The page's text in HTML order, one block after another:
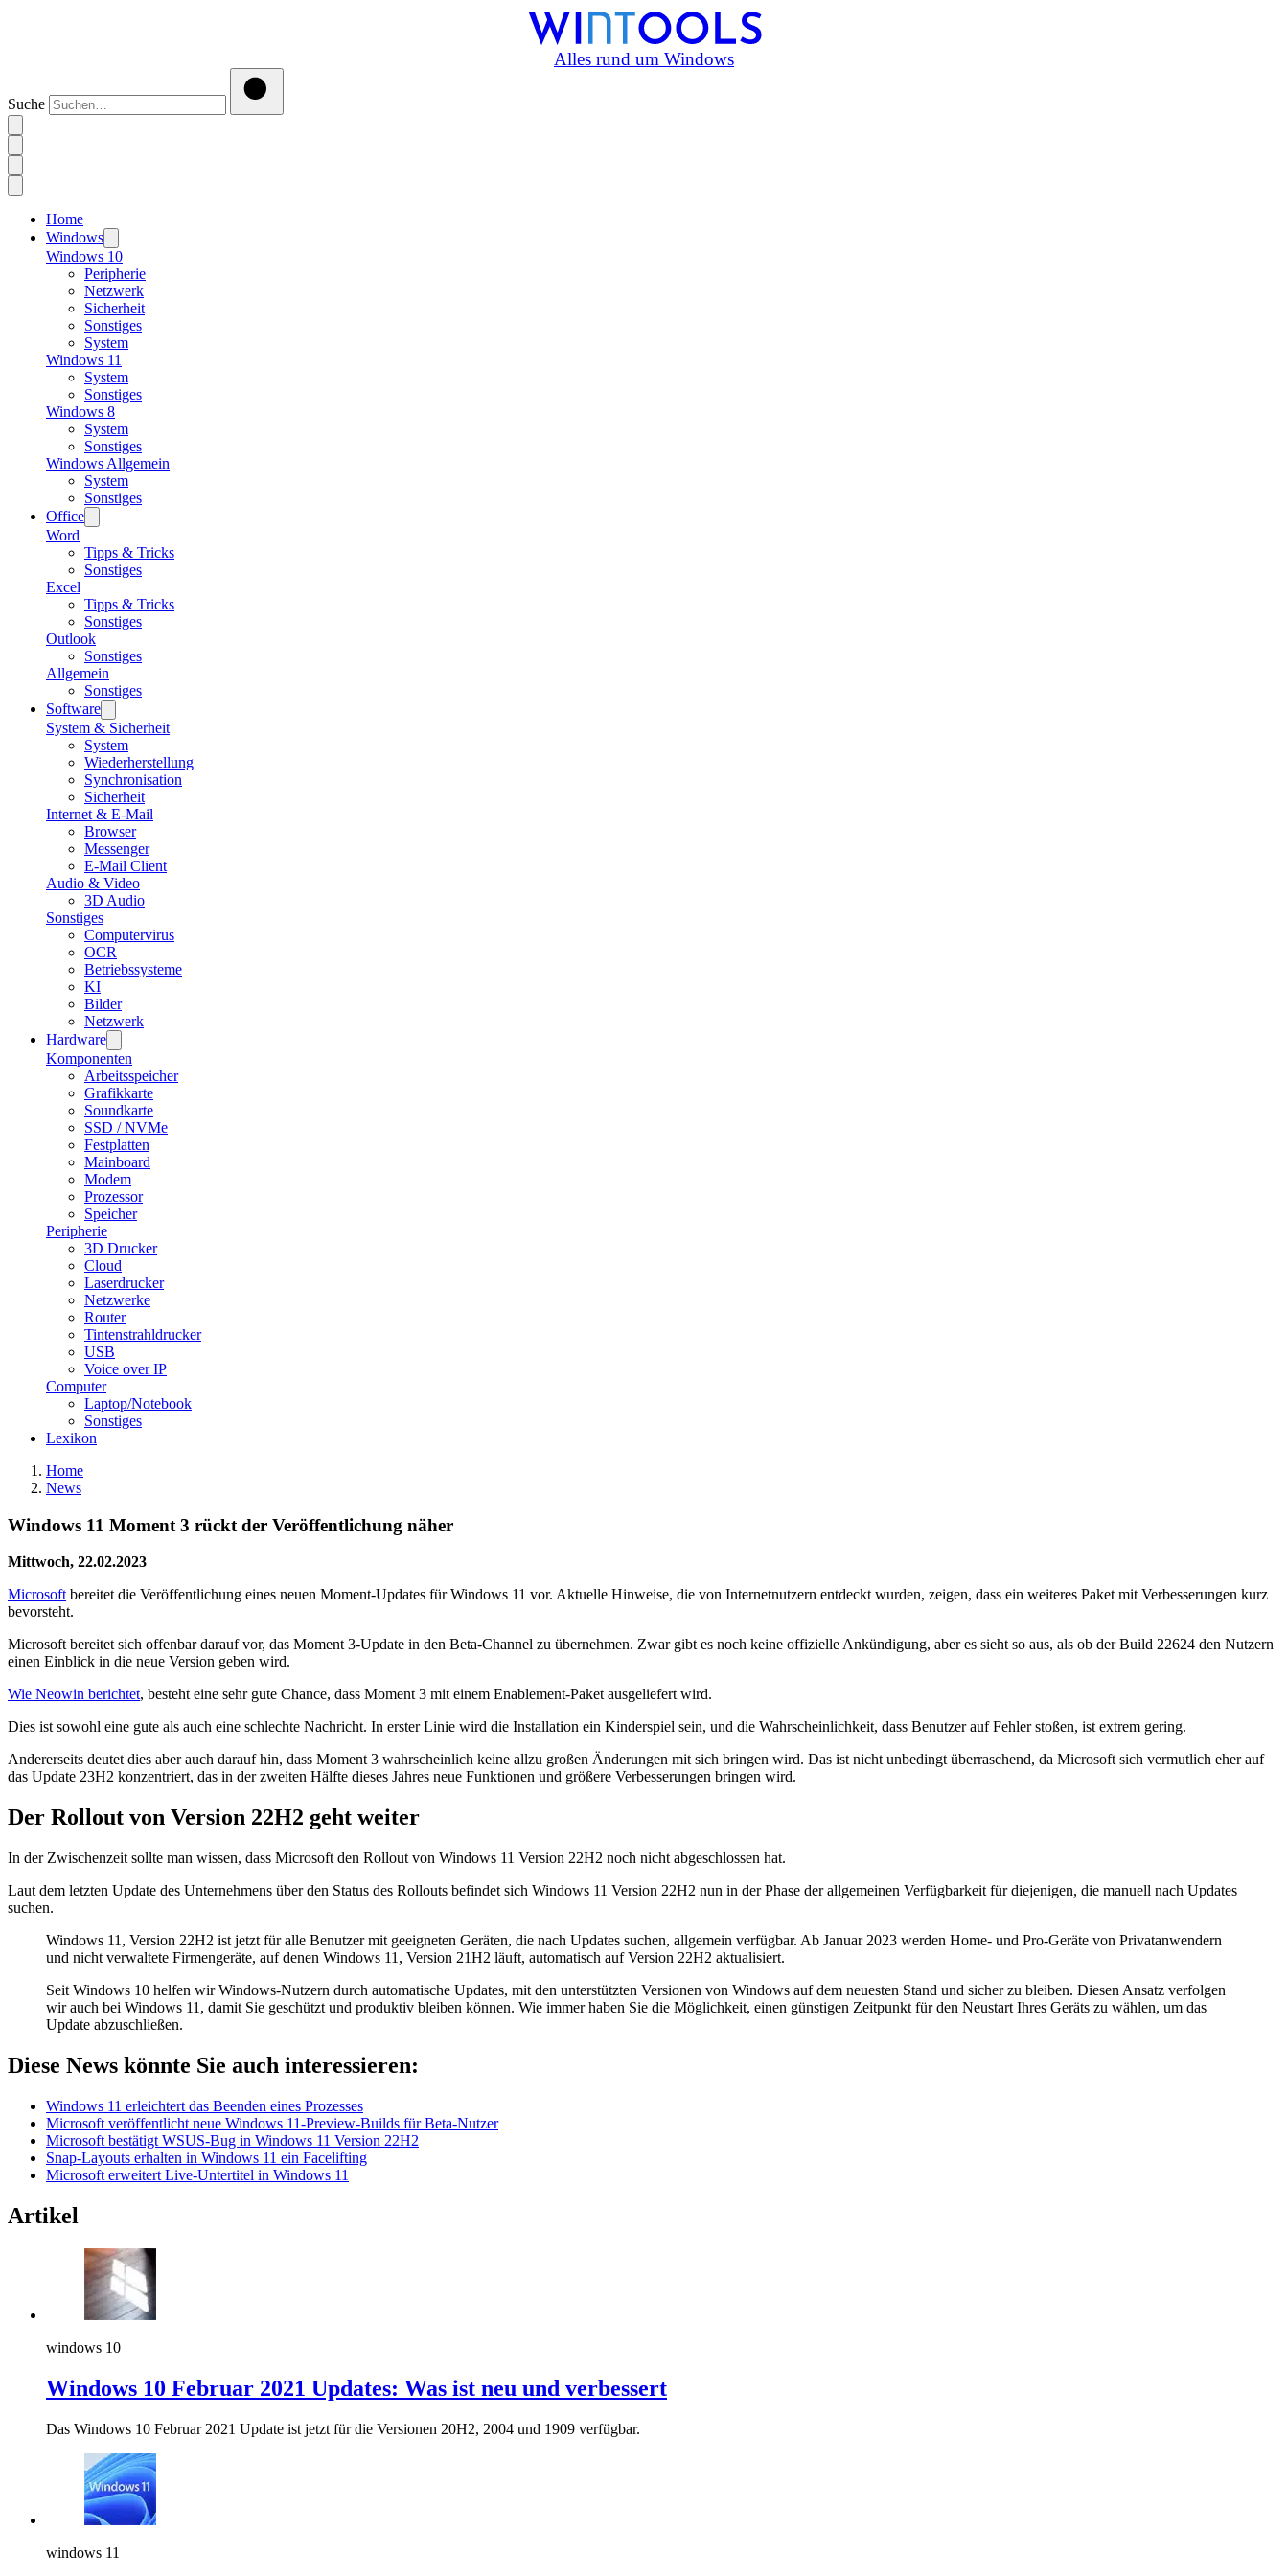
Alles rund um Windows
Suche
Home
Windows
Windows 10
Peripherie
Netzwerk
Sicherheit
Sonstiges
System
Windows 11
System
Sonstiges
Windows 8
System
Sonstiges
Windows Allgemein
System
Sonstiges
Office
Word
Tipps & Tricks
Sonstiges
Excel
Tipps & Tricks
Sonstiges
Outlook
Sonstiges
Allgemein
Sonstiges
Software
System & Sicherheit
System
Wiederherstellung
Synchronisation
Sicherheit
Internet & E-Mail
Browser
Messenger
E-Mail Client
Audio & Video
3D Audio
Sonstiges
Computervirus
OCR
Betriebssysteme
KI
Bilder
Netzwerk
Hardware
Komponenten
Arbeitsspeicher
Grafikkarte
Soundkarte
SSD / NVMe
Festplatten
Mainboard
Modem
Prozessor
Speicher
Peripherie
3D Drucker
Cloud
Laserdrucker
Netzwerke
Router
Tintenstrahldrucker
USB
Voice over IP
Computer
Laptop/Notebook
Sonstiges
Lexikon
Home
News
Windows 11 Moment 3 rückt der Veröffentlichung näher
Mittwoch, 22.02.2023
Microsoftbereitet die Veröffentlichung eines neuen Moment-Updates für Windows 11 vor. Aktuelle Hinweise, die von Internetnutzern entdeckt wurden, zeigen, dass ein weiteres Paket mit Verbesserungen kurz
bevorsteht.
Microsoft bereitet sich offenbar darauf vor, das Moment 3-Update in den Beta-Channel zu übernehmen. Zwar gibt es noch keine offizielle Ankündigung, aber es sieht so aus, als ob der Build 22624 den Nutzern
einen Einblick in die neue Version geben wird.
Wie Neowin berichtet, besteht eine sehr gute Chance, dass Moment 3 mit einem Enablement-Paket ausgeliefert wird.
Dies ist sowohl eine gute als auch eine schlechte Nachricht. In erster Linie wird die Installation ein Kinderspiel sein, und die Wahrscheinlichkeit, dass Benutzer auf Fehler stoßen, ist extrem gering.
Andererseits deutet dies aber auch darauf hin, dass Moment 3 wahrscheinlich keine allzu großen Änderungen mit sich bringen wird. Das ist nicht unbedingt überraschend, da Microsoft sich vermutlich eher auf
das Update 23H2 konzentriert, das in der zweiten Hälfte dieses Jahres neue Funktionen und größere Verbesserungen bringen wird.
Der Rollout von Version 22H2 geht weiter
In der Zwischenzeit sollte man wissen, dass Microsoft den Rollout von Windows 11 Version 22H2 noch nicht abgeschlossen hat.
Laut dem letzten Update des Unternehmens über den Status des Rollouts befindet sich Windows 11 Version 22H2 nun in der Phase der allgemeinen Verfügbarkeit für diejenigen, die manuell nach Updates
suchen.
Windows 11, Version 22H2 ist jetzt für alle Benutzer mit geeigneten Geräten, die nach Updates suchen, allgemein verfügbar. Ab Januar 2023 werden Home- und Pro-Geräte von Privatanwendern
und nicht verwaltete Firmengeräte, auf denen Windows 11, Version 21H2 läuft, automatisch auf Version 22H2 aktualisiert.
Seit Windows 10 helfen wir Windows-Nutzern durch automatische Updates, mit den unterstützten Versionen von Windows auf dem neuesten Stand und sicher zu bleiben. Diesen Ansatz verfolgen
wir auch bei Windows 11, damit Sie geschützt und produktiv bleiben können. Wie immer haben Sie die Möglichkeit, einen günstigen Zeitpunkt für den Neustart Ihres Geräts zu wählen, um das
Update abzuschließen.
Diese News könnte Sie auch interessieren:
Windows 11 erleichtert das Beenden eines Prozesses
Microsoft veröffentlicht neue Windows 11-Preview-Builds für Beta-Nutzer
Microsoft bestätigt WSUS-Bug in Windows 11 Version 22H2
Snap-Layouts erhalten in Windows 11 ein Facelifting
Microsoft erweitert Live-Untertitel in Windows 11
Artikel
windows 10
Windows 10 Februar 2021 Updates: Was ist neu und verbessert
Das Windows 10 Februar 2021 Update ist jetzt für die Versionen 20H2, 2004 und 1909 verfügbar.
windows 11